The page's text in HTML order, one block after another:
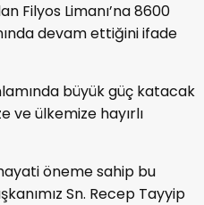
Filyos Limanı’na 8600
devam ettiğini ifade
büyük güç katacak
ve ülkemize hayırlı
öneme sahip bu
Sn. Recep Tayyip